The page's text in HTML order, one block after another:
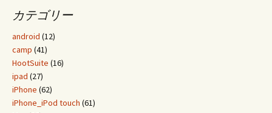
カテゴリー
android (12)
camp (41)
HootSuite (16)
ipad (27)
iPhone (62)
iPhone_iPod touch (61)